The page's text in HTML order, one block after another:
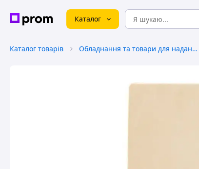
Каталог
Каталог товарів Обладнання та товари для надання послуг